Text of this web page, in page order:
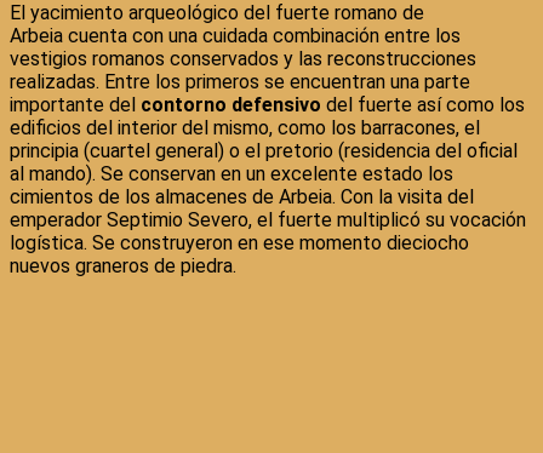
El yacimiento arqueológico del fuerte romano de
Arbeia cuenta con una cuidada combinación entre los
vestigios romanos conservados y las reconstrucciones
realizadas. Entre los primeros se encuentran una parte
importante del contorno defensivo del fuerte así como los
edificios del interior del mismo, como los barracones, el
principia (cuartel general) o el pretorio (residencia del oficial
al mando). Se conservan en un excelente estado los
cimientos de los almacenes de Arbeia. Con la visita del
emperador Septimio Severo, el fuerte multiplicó su vocación
logística. Se construyeron en ese momento dieciocho
nuevos graneros de piedra.